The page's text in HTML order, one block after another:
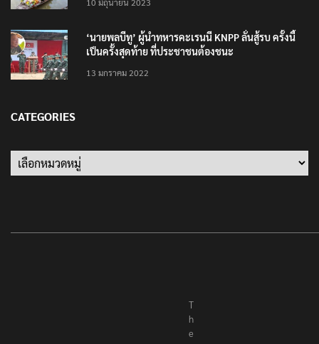
10 มิถุนายน 2023
‘นายพลบีทู’ ผู้นำทหารคะเรนนี KNPP ลั่นสู้รบ ครั้งนี้
เป็นครั้งสุดท้าย ที่ประชาชนต้องชนะ
13 มกราคม 2022
CATEGORIES
Categories
T
h
e